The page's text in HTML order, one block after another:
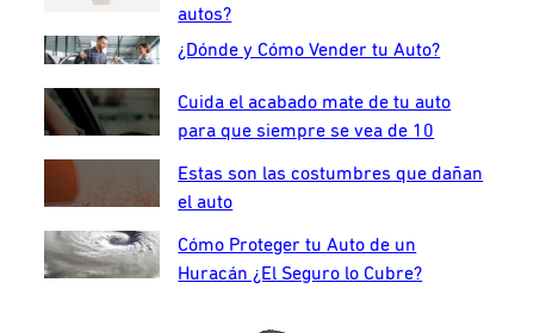
autos?
¿Dónde y Cómo Vender tu Auto?
Cuida el acabado mate de tu auto
para que siempre se vea de 10
Estas son las costumbres que dañan
el auto
Cómo Proteger tu Auto de un
Huracán ¿El Seguro lo Cubre?